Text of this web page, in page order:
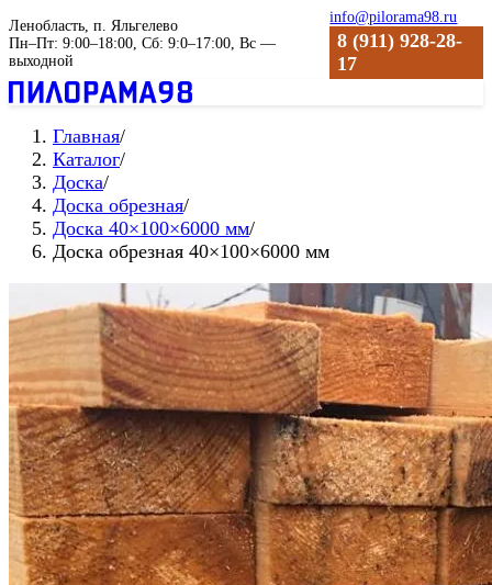
Ленобласть, п. Яльгелево
Пн–Пт: 9:00–18:00, Сб: 9:0–17:00, Вс —
выходной
info@pilorama98.ru
8 (911) 928-28-
17
Главная/
Каталог/
Доска/
Доска обрезная/
Доска 40×100×6000 мм/
Доска обрезная 40×100×6000 мм